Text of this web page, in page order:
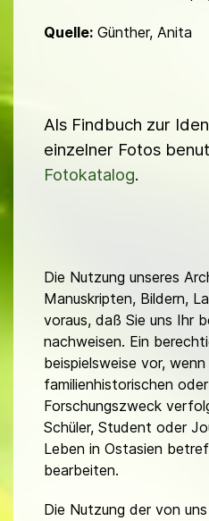
Quelle: Günther, Anita
Als Findbuch zur
einzelner Fotos
Fotokatalog.
Die Nutzung unseres
Manuskripten, Bildern,
voraus, daß Sie uns Ihr
nachweisen. Ein
beispielsweise vor, wenn
familienhistorischen
Forschungszweck
Schüler, Student oder
Leben in Ostasien
bearbeiten.
Die Nutzung der von